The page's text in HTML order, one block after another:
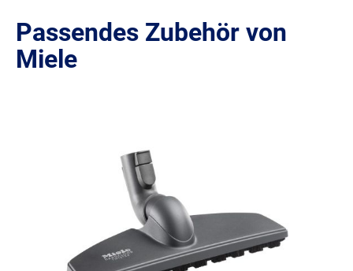
Passendes Zubehör von
Miele